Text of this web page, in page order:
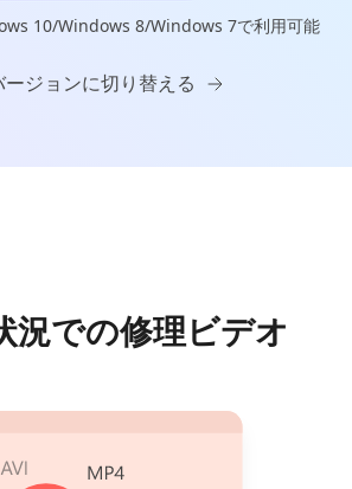
10/Windows 8/Windows 7で利用可能
ジョンに切り替える
況での修理ビデオ